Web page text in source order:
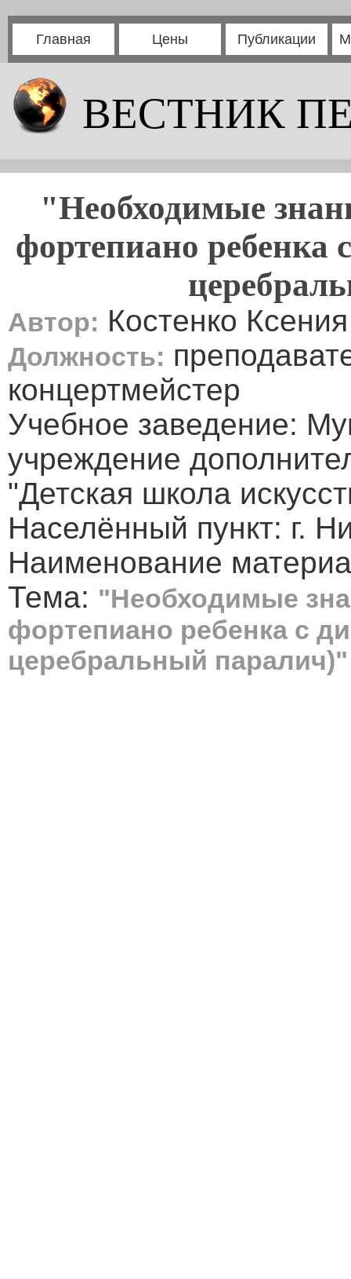
Главная Цены Публикации
ВЕСТНИК
"Необходимые
фортепиано
Автор: Костенко
Должность:
концертмейстер
Учебное заведение:
учреждение
"Детская школа
Населённый пункт: г.
Наименование
Тема: "Необходимые
фортепиано ребенка с
церебральный паралич)"